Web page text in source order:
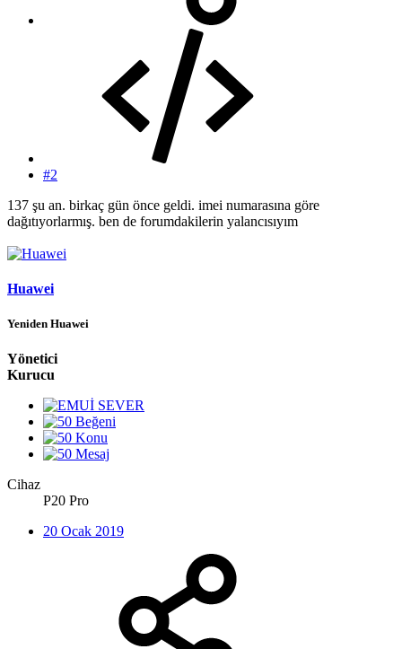
#2
137 şu an. birkaç gün önce geldi. imei numarasına göre
dağıtıyorlarmış. ben de forumdakilerin yalancısıyım
Huawei
Yeniden Huawei
Yönetici
Kurucu
Cihaz
P20 Pro
20 Ocak 2019